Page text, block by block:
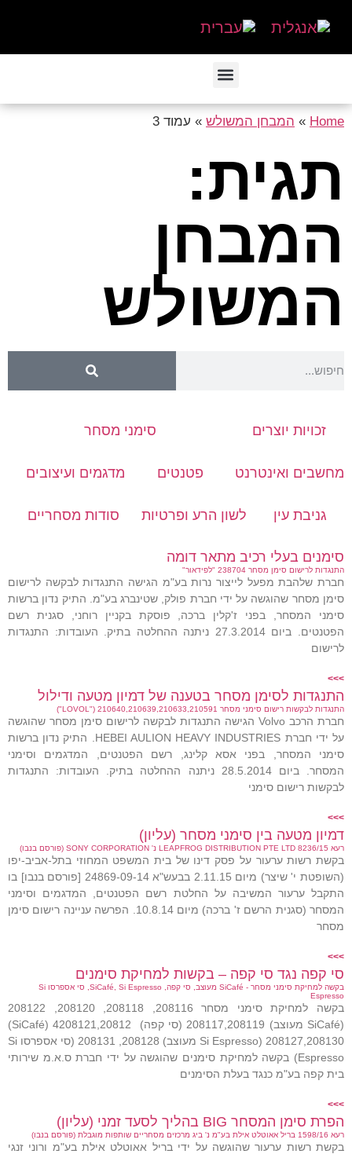
Home
» המבחן המשולש » עמוד 3
תגית:
המבחן
המשולש
זכויות יוצרים סימני מסחר
מחשבים ואינטרנט פטנטים מדגמים ועיצובים
גניבת עין לשון הרע ופרטיות סודות מסחריים
סימנים בעלי רכיב מתאר דומה
התנגדות לרישום סימן מסחר 238704 "לפידאור"
חברת שלהבת מפעל לייצור נרות בע"מ הגישה התנגדות לבקשה לרישום
סימן מסחר שהוגשה על ידי חברת פולק, שטינברג בע"מ. התיק נדון ברשות
סימני המסחר, בפני ז'קלין ברכה, פוסקת בקניין רוחני, סגנית רשם
הפטנטים. ביום 27.3.2014 ניתנה ההחלטה בתיק. העובדות: התנגדות
לרישום
>>>
התנגדות לסימן מסחר בטענה של דמיון מטעה ודילול
התנגדות לבקשות רישום סימני מסחר 210640,210639,210633,210591 ("LOVOL")
חברת הרכב Volvo הגישה התנגדות לבקשה לרישום סימן מסחר שהוגשה
על ידי חברת HEBEI AULION HEAVY INDUSTRIES. התיק נדון ברשות
סימני המסחר, בפני אסא קלינג, רשם הפטנטים, המדגמים וסימני
המסחר. ביום 28.5.2014 ניתנה ההחלטה בתיק. העובדות: התנגדות
לבקשות רישום סימני
>>>
דמיון מטעה בין סימני מסחר (עליון)
רעא 8236/15 LEAPFROG DISTRIBUTION PTE LTD נ' SONY CORPORATION (פורסם בנבו)
בקשת רשות ערעור על פסק דינו של בית המשפט המחוזי בתל-אביב-יפו
(השופטת י' שיצר) מיום 2.11.15 בבעש"א 24869-09-14 [פורסם בנבו] בו
התקבל ערעור המשיבה על החלטת רשם הפטנטים, המדגמים וסימני
המסחר (סגנית הרשם ז' ברכה) מיום 10.8.14. הפרשה עניינה רישום סימן
מסחר
>>>
סי קפה נגד סי קפה – בקשות למחיקת סימנים
בקשה למחיקת סימני מסחר - SiCafé מעוצב, סי קפה, SiCafé, Si Espresso, סי אספרסו Si
Espresso
בקשה למחיקת סימני מסחר 208116, 208118, 208120, 208122
(SiCafé מעוצב) 208117,208119 (סי קפה) 4208121,20812 (SiCafé)
208127,208130 (Si Espresso מעוצב) 208128, 208131 (סי אספרסו Si
Espresso) בקשה למחיקת סימנים שהוגשה על ידי חברת ס.א.מ שירותי
בית קפה בע"מ כנגד בעלת הסימנים
>>>
הפרת סימן המסחר BIG בהליך לסעד זמני (עליון)
רעא 1598/16 בריל אאוטלט אילת בע"מ נ' ביג מרכזים מסחריים שותפות מוגבלת (פורסם בנבו)
בקשת רשות ערעור שהוגשה על ידי בריל אאוטלט אילת בע"מ ורוני זנגי